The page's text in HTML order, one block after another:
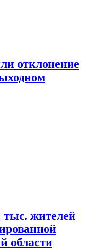
отклонение
тыс. жителей
области